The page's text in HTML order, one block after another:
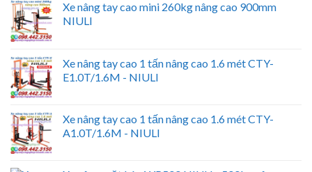
Xe nâng tay cao mini 260kg nâng cao 900mm
NIULI
Xe nâng tay cao 1 tấn nâng cao 1.6 mét CTY-
E1.0T/1.6M - NIULI
Xe nâng tay cao 1 tấn nâng cao 1.6 mét CTY-
A1.0T/1.6M - NIULI